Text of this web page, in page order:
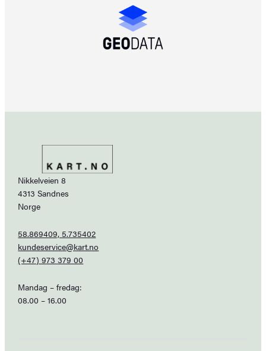
Nikkelveien 8
4313 Sandnes
Norge
58.869409, 5.735402
kundeservice@kart.no
(+47) 973 379 00
Mandag – fredag:
08.00 – 16.00